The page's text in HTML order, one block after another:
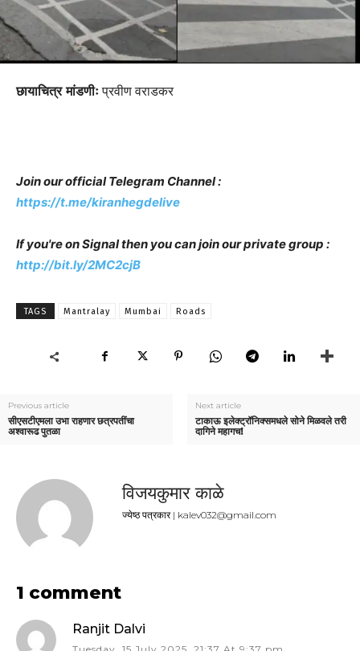
छायाचित्र मांडणीःप्रवीण वराडकर
Join our official Telegram Channel :
https://t.me/kiranhegdelive
If you're on Signal then you can join our private group :
http://bit.ly/2MC2cjB
TAGS Mantralay Mumbai Roads
Previous article
सीएसटीएमला उभा राहणार छत्रपतींचा
अश्वारूढ पुतळा
Next article
टाकाऊ इलेक्ट्रॉनिक्समधले सोने मिळवले तरी
दागिने महागच!
विजयकुमार काळे
ज्येष्ठ पत्रकार | kalev032@gmail.com
1 comment
Ranjit Dalvi